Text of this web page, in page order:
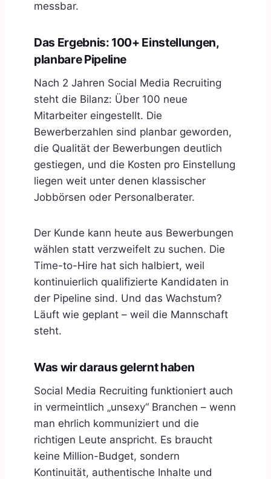
messbar.
Das Ergebnis: 100+ Einstellungen,
planbare Pipeline
Nach 2 Jahren Social Media Recruiting
steht die Bilanz: Über 100 neue
Mitarbeiter eingestellt. Die
Bewerberzahlen sind planbar geworden,
die Qualität der Bewerbungen deutlich
gestiegen, und die Kosten pro Einstellung
liegen weit unter denen klassischer
Jobbörsen oder Personalberater.
Der Kunde kann heute aus Bewerbungen
wählen statt verzweifelt zu suchen. Die
Time-to-Hire hat sich halbiert, weil
kontinuierlich qualifizierte Kandidaten in
der Pipeline sind. Und das Wachstum?
Läuft wie geplant – weil die Mannschaft
steht.
Was wir daraus gelernt haben
Social Media Recruiting funktioniert auch
in vermeintlich „unsexy“ Branchen – wenn
man ehrlich kommuniziert und die
richtigen Leute anspricht. Es braucht
keine Million-Budget, sondern
Kontinuität, authentische Inhalte und